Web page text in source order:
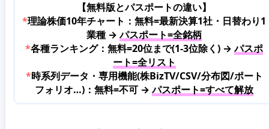
【無料版とパスポートの違い】
*理論株価10年チャート：無料=最新決算1社・日替わり1
業種 →パスポート=全銘柄
*各種ランキング：無料=20位まで(1-3位除く) →パスポ
ート=全リスト
*時系列データ・専用機能(株BizTV/CSV/分布図/ポート
フォリオ…)：無料=不可 →パスポート=すべて解放